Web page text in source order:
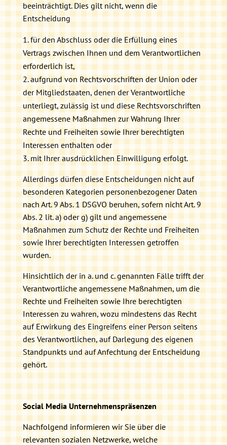
beeinträchtigt. Dies gilt nicht, wenn die
Entscheidung
für den Abschluss oder die Erfüllung eines
Vertrags zwischen Ihnen und dem Verantwortlichen
erforderlich ist,
aufgrund von Rechtsvorschriften der Union oder
der Mitgliedstaaten, denen der Verantwortliche
unterliegt, zulässig ist und diese Rechtsvorschriften
angemessene Maßnahmen zur Wahrung Ihrer
Rechte und Freiheiten sowie Ihrer berechtigten
Interessen enthalten oder
mit Ihrer ausdrücklichen Einwilligung erfolgt.
Allerdings dürfen diese Entscheidungen nicht auf
besonderen Kategorien personenbezogener Daten
nach Art. 9 Abs. 1 DSGVO beruhen, sofern nicht Art. 9
Abs. 2 lit. a) oder g) gilt und angemessene
Maßnahmen zum Schutz der Rechte und Freiheiten
sowie Ihrer berechtigten Interessen getroffen
wurden.
Hinsichtlich der in a. und c. genannten Fälle trifft der
Verantwortliche angemessene Maßnahmen, um die
Rechte und Freiheiten sowie Ihre berechtigten
Interessen zu wahren, wozu mindestens das Recht
auf Erwirkung des Eingreifens einer Person seitens
des Verantwortlichen, auf Darlegung des eigenen
Standpunkts und auf Anfechtung der Entscheidung
gehört.
Social Media Unternehmenspräsenzen
Nachfolgend informieren wir Sie über die
relevanten sozialen Netzwerke, welche